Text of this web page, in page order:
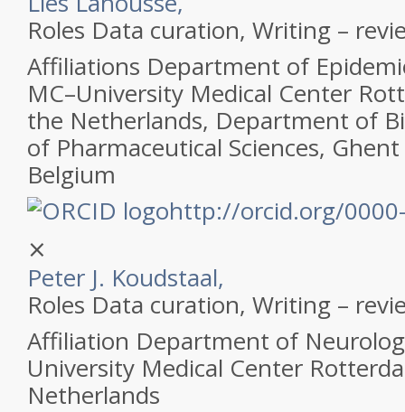
Roles Data curation, Writing –
Affiliations Department of
MC–University Medical Center
the Netherlands, Department of
of Pharmaceutical Sciences,
Belgium
http://orcid.org/
⨯
Peter J. Koudstaal,
Roles Data curation, Writing –
Affiliation Department of
University Medical Center
Netherlands